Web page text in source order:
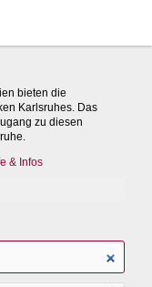
bieten die
Karlsruhes. Das
zu diesen
& Infos